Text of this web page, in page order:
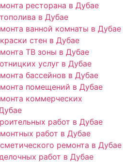
ресторана в Дубае
в Дубае
ванной комнаты в Дубае
стен в Дубае
ТВ зоны в Дубае
услуг в Дубае
бассейнов в Дубае
помещений в Дубае
коммерческих
работ в Дубае
работ в Дубае
ремонта в Дубае
работ в Дубае